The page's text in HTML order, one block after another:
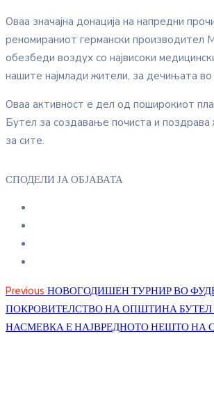
Оваа значајна донација на напредни
реномираниот германски производител
обезбеди воздух со највисоки
нашите најмлади жители, за дечињата во
Оваа активност е дел од поширокиот
Бутел за создавање почиста и поздрава
за сите.
СПОДЕЛИ ЈА ОБЈАВАТА
Previous НОВОГОДИШЕН ТУРНИР ВО
ПОКРОВИТЕЛСТВО НА ОПШТИНА БУТЕЛ
НАСМЕВКА Е НАЈВРЕДНОТО НЕШТО НА